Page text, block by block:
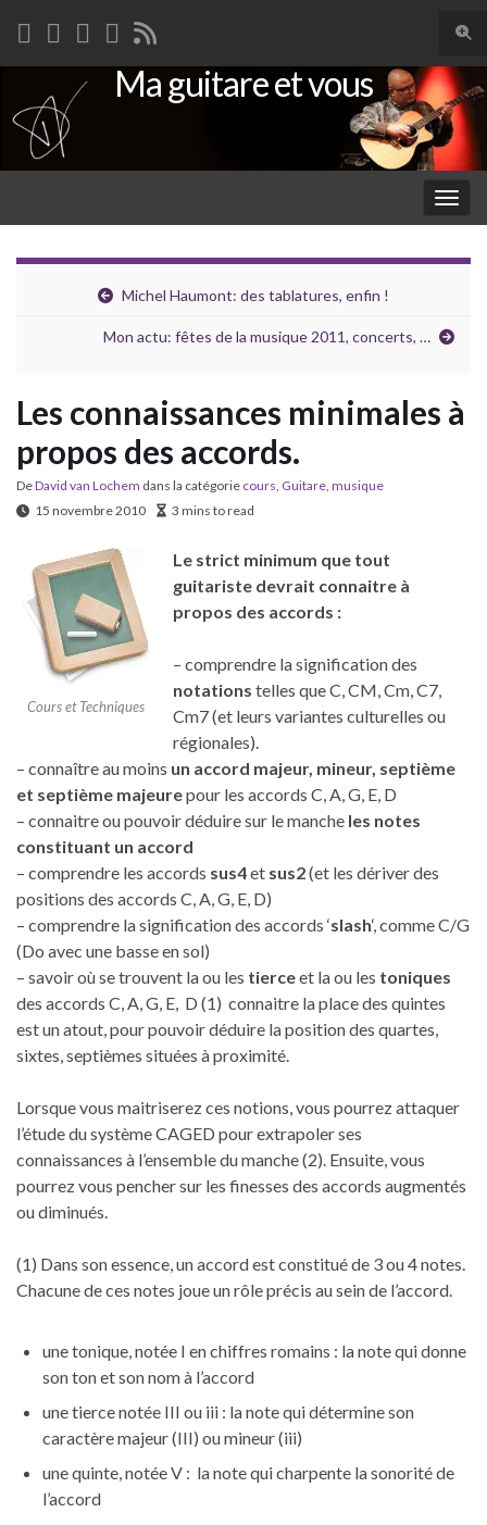
Search for:
Ma guitare et vous
Michel Haumont: des tablatures, enfin !
Mon actu: fêtes de la musique 2011, concerts, …
Les connaissances minimales à
propos des accords.
DeDavid van Lochem dans la catégorie cours Guitare musique
15 novembre 2010
3 mins to read
Cours et Techniques
Le strict minimum que tout
guitariste devrait connaitre à
propos des accords :
– comprendre la signification des
notations telles que C, CM, Cm, C7,
Cm7 (et leurs variantes culturelles ou
régionales).
– connaître au moins un accord majeur, mineur, septième
et septième majeurepour les accords C, A, G, E, D
– connaitre ou pouvoir déduire sur le manche les notes
constituant un accord
– comprendre les accords sus4et sus2(et les dériver des
positions des accords C, A, G, E, D)
– comprendre la signification des accords ‘slash‘, comme C/G
(Do avec une basse en sol)
– savoir où se trouvent la ou les tierceet la ou les toniques
des accords C, A, G, E, D (1) connaitre la place des quintes
est un atout, pour pouvoir déduire la position des quartes,
sixtes, septièmes situées à proximité.
Lorsque vous maitriserez ces notions, vous pourrez attaquer
l’étude du système CAGED pour extrapoler ses
connaissances à l’ensemble du manche (2). Ensuite, vous
pourrez vous pencher sur les finesses des accords augmentés
ou diminués.
(1) Dans son essence, un accord est constitué de 3 ou 4 notes.
Chacune de ces notes joue un rôle précis au sein de l’accord.
une tonique, notée I en chiffres romains : la note qui donne
son ton et son nom à l’accord
une tierce notée III ou iii : la note qui détermine son
caractère majeur (III) ou mineur (iii)
une quinte, notée V : la note qui charpente la sonorité de
l’accord